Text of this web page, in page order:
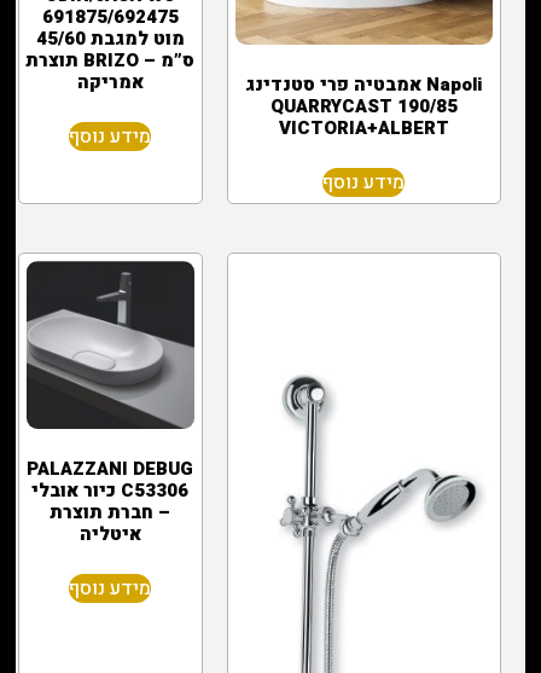
Napoli אמבטיה פרי סטנדינג
190/85 QUARRYCAST
VICTORIA+ALBERT
מידע נוסף
691875/692475
מוט למגבת 45/60
ס”מ – BRIZO תוצרת
אמריקה
מידע נוסף
PALAZZANI DEBUG
C53306 כיור אובלי
– חברת תוצרת
איטליה
מידע נוסף